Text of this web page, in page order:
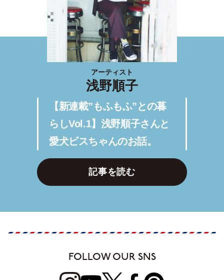
アーティスト
浅野順子
【新連載”もふもふ”との暮
らしVol.1】浅野順子さんと
愛犬ビスちゃんのお話。
記事を読む
FOLLOW OUR SNS